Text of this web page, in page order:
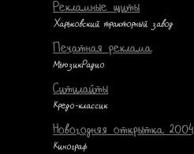
Рекламные щиты
Харьковский тракторный завод
Печатная реклама
МьюзикРадио
Ситилайты
Кредо-классик
Новогодняя открытка 2004
Кинограф